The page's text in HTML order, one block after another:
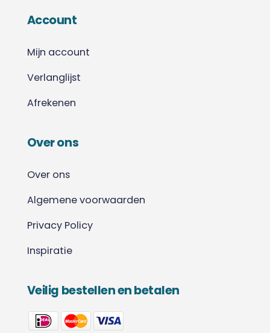
Account
Mijn account
Verlanglijst
Afrekenen
Over ons
Over ons
Algemene voorwaarden
Privacy Policy
Inspiratie
Veilig bestellen en betalen